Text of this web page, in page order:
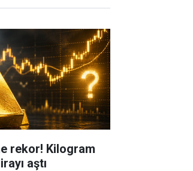
rekor! Kilogram
aştı